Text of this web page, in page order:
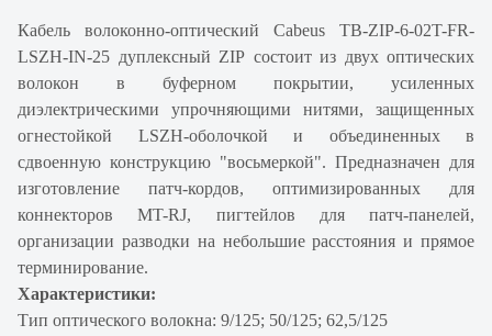
Кабель волоконно-оптический Cabeus TB-ZIP-6-02T-FR-
LSZH-IN-25 дуплексный ZIP состоит из двух оптических
волокон в буферном покрытии, усиленных
диэлектрическими упрочняющими нитями, защищенных
огнестойкой LSZH-оболочкой и объединенных в
сдвоенную конструкцию "восьмеркой". Предназначен для
изготовление патч-кордов, оптимизированных для
коннекторов MT-RJ, пигтейлов для патч-панелей,
организации разводки на небольшие расстояния и прямое
терминирование.
Характеристики:
Тип оптического волокна: 9/125; 50/125; 62,5/125